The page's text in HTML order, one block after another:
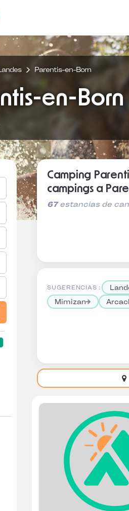
Parentis-en-Born
en-Born
Camping
campings a
67estancias de
SUGERENCIAS :
Mimizan